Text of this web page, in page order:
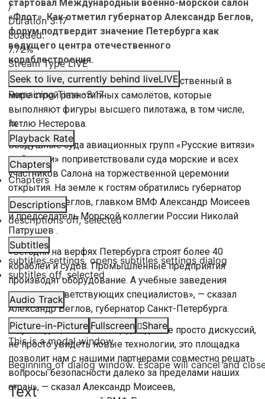
/
Duration3:17
Loaded:
7.72%
Stream TypeLIVE
Seek to live, currently behind liveLIVE
Remaining Time-3:17
1x
Playback Rate
Chapters
Chapters
Descriptions
descriptions off, selected
Subtitles
subtitles settings, opens subtitles settings dialog
subtitles off, selected
Audio Track
Picture-in-Picture Fullscreen
Share
This is a modal window.
Beginning of dialog window. Escape will cancel and
Text
стартовал Международный военно-морской салон
«Флот». Как отметил губернатор Александр Беглов,
форум подтвердит значение Петербурга как
ведущего центра отечественного
кораблестроения.
В небе «Кубинский бриллиант» — единственный в
мире строй разнотипных самолётов, которые
выполняют фигуры высшего пилотажа, в том числе,
петлю Нестерова.
Воздушные суда авиационных групп «Русские витязи»
и «Стрижи» поприветствовали суда морские и всех
участников Салона на торжественной церемонии
открытия. На земле к гостям обратились губернатор
Александр Беглов, главком ВМФ Александр Моисеев
и председатель Морской коллегии России Николай
Патрушев .
«Сегодня на верфях Петербурга строят более 40
кораблей и судов. Промышленные предприятия
производят оборудование. А учебные заведения
готовят соответствующих специалистов», — сказал
Александр Беглов, губернатор Санкт-Петербурга.
«Я убежден, что эта площадка для не просто дискуссий,
не просто увидеть новые технологии, это площадка
позволит нам с нашими партнерами совместно решать
вопросы безопасности далеко за пределами наших
стран», — сказал Александр Моисеев,